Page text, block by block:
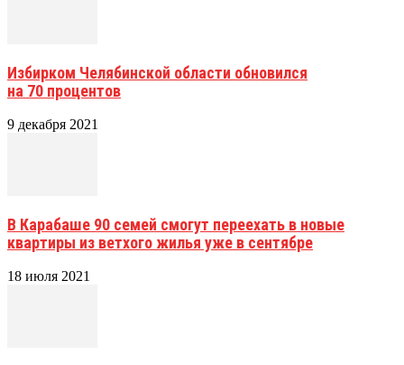
Избирком Челябинской области обновился
на 70 процентов
9 декабря 2021
В Карабаше 90 семей смогут переехать в новые
квартиры из ветхого жилья уже в сентябре
18 июля 2021